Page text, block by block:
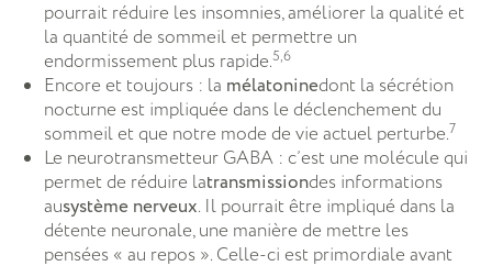
pourrait réduire les insomnies, améliorer la qualité et
la quantité de sommeil et permettre un
endormissement plus rapide.5,6
Encore et toujours : la mélatoninedont la sécrétion
nocturne est impliquée dans le déclenchement du
sommeil et que notre mode de vie actuel perturbe.7
Le neurotransmetteur GABA : c’est une molécule qui
permet de réduire latransmissiondes informations
ausystème nerveux. Il pourrait être impliqué dans la
détente neuronale, une manière de mettre les
pensées « au repos ». Celle-ci est primordiale avant